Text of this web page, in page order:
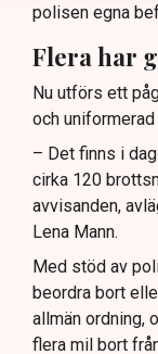
polisen egna
Flera har
Nu utförs ett
och
– Det finns i
cirka 120
avvisanden,
Lena Mann.
Med stöd av
beordra bort
allmän ordning,
flera mil bort